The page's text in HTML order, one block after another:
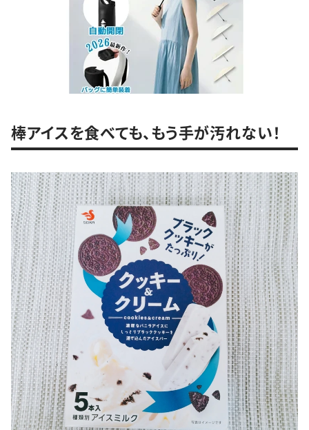
棒アイスを食べても、もう手が汚れない！